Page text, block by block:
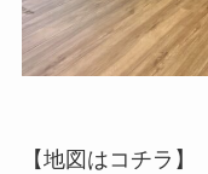
【地図はコチラ】